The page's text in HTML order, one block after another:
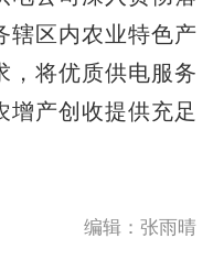
辖区内农业特色产
，将优质供电服务
增产创收提供充足
编辑：张雨晴